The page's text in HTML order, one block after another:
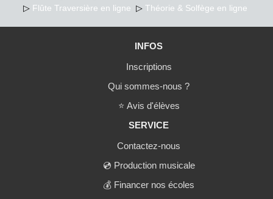
▷ Flûte Traversière en ligne ▷ Théorie & Solfège en ligne
INFOS
Inscriptions
Qui sommes-nous ?
⭐ Avis d'élèves
SERVICE
Contactez-nous
💿 Production musicale
💰 Financer nos écoles